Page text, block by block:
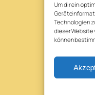
Um dir ein
Technologien
dieser Website
können